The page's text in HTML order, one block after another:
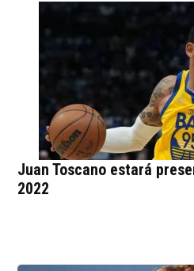
Juan Toscano estará
2022